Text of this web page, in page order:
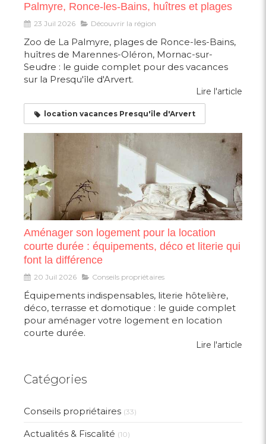
Palmyre, Ronce-les-Bains, huîtres et plages
23 Juil 2026 Découvrir la région
Zoo de La Palmyre, plages de Ronce-les-Bains,
huîtres de Marennes-Oléron, Mornac-sur-
Seudre : le guide complet pour des vacances
sur la Presqu'île d'Arvert.
Lire l'article
location vacances Presqu'île d'Arvert
Aménager son logement pour la location
courte durée : équipements, déco et literie qui
font la différence
20 Juil 2026 Conseils propriétaires
Équipements indispensables, literie hôtelière,
déco, terrasse et domotique : le guide complet
pour aménager votre logement en location
courte durée.
Lire l'article
Catégories
Conseils propriétaires (33)
Actualités & Fiscalité (10)